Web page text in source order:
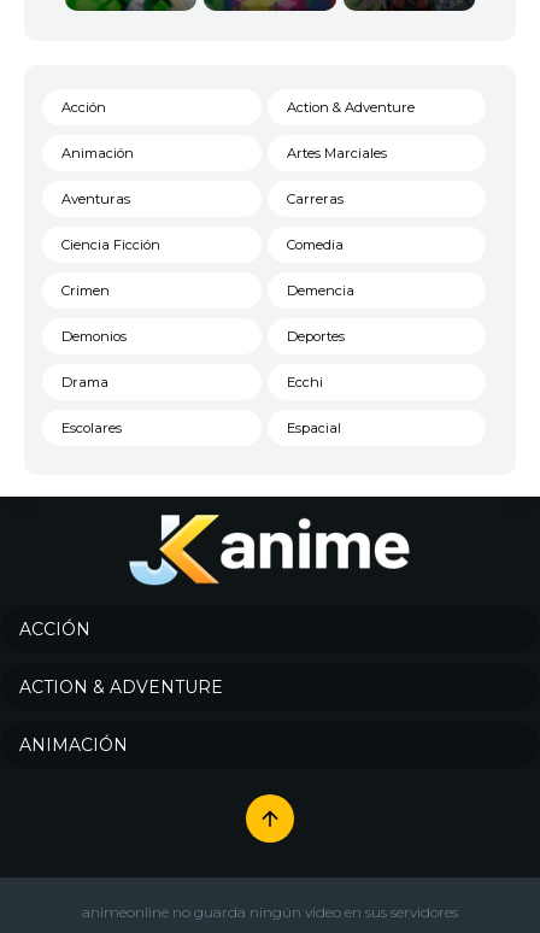
Acción Action & Adventure
Animación Artes Marciales
Aventuras Carreras
Ciencia Ficción Comedia
Crimen Demencia
Demonios Deportes
Drama Ecchi
Escolares Espacial
Historico
Josei
Música
Romance
ACCIÓN
ACTION & ADVENTURE
ANIMACIÓN
animeonline no guarda ningún video en sus servidores